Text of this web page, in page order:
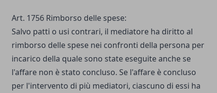
Art. 1756 Rimborso delle spese:
Salvo patti o usi contrari, il mediatore ha diritto al
rimborso delle spese nei confronti della persona per
incarico della quale sono state eseguite anche se
l'affare non è stato concluso. Se l'affare è concluso
per l'intervento di più mediatori, ciascuno di essi ha